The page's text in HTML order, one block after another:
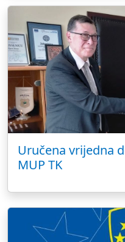
Uručena vrijedna
MUP TK